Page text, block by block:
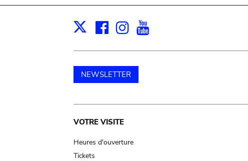
X Facebook
Instagram
NEWSLETTER
Main
navigation
VOTRE VISITE
Heures d'ouverture
Tickets